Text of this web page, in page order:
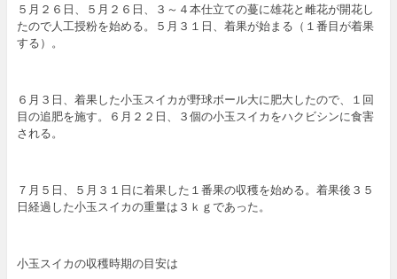
５月２６日、５月２６日、３～４本仕立ての蔓に雄花と雌花が開花し
たので人工授粉を始める。５月３１日、着果が始まる（１番目が着果
する）。
６月３日、着果した小玉スイカが野球ボール大に肥大したので、１回
目の追肥を施す。６月２２日、３個の小玉スイカをハクビシンに食害
される。
７月５日、５月３１日に着果した１番果の収穫を始める。着果後３５
日経過した小玉スイカの重量は３ｋｇであった。
小玉スイカの収穫時期の目安は